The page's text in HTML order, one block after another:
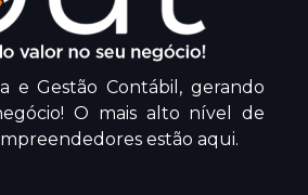
e Gestão Contábil, gerando
O mais alto nível de
estão aqui.